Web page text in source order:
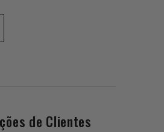
de Clientes